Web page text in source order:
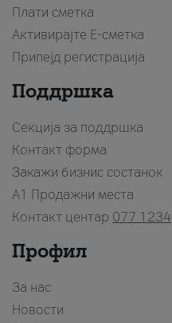
Плати сметка
Активирајте Е-сметка
Припејд регистрација
Поддршка
Секција за поддршка
Контакт форма
Закажи бизнис состанок
A1 Продажни места
Контакт центар 077 1234
Профил
За нас
Новости